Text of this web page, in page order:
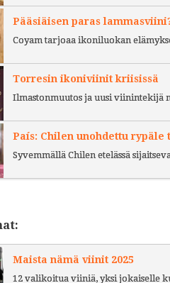
Pääsiäisen paras
Coyam tarjoaa ikoniluokan
Torresin ikoniviinit kriisissä
Ilmastonmuutos ja uusi viinintekijä
País: Chilen unohdettu rypäle
Syvemmällä Chilen etelässä
Maista nämä viinit 2025
12 valikoitua viiniä, yksi jokaiselle